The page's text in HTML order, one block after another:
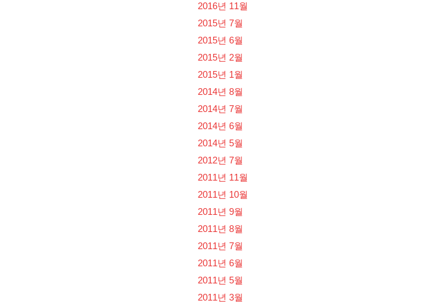
2016년 11월
2015년 7월
2015년 6월
2015년 2월
2015년 1월
2014년 8월
2014년 7월
2014년 6월
2014년 5월
2012년 7월
2011년 11월
2011년 10월
2011년 9월
2011년 8월
2011년 7월
2011년 6월
2011년 5월
2011년 3월